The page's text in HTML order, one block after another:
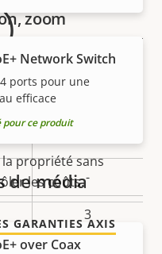
zoom
+/-180
-
-
3
Network Switch
ports pour une
efficace
pour ce produit
de média
over Coax
d'esprit
propriété sans
les coûts.
GARANTIES AXIS